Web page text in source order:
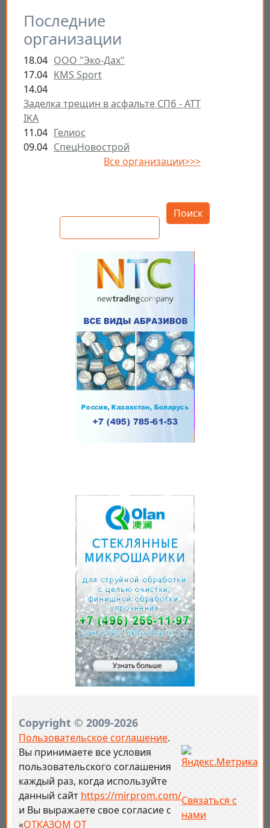
Последние
организации
18.04 ООО "Эко-Дах"
17.04 KMS Sport
14.04
Заделка трещин в асфальте СПб - ATT
IKA
11.04 Гелиос
09.04 СпецНовострой
Все организации>>>
Copyright © 2009-2026
Пользовательское соглашение.
Вы принимаете все условия
пользовательского соглашения
каждый раз, когда используйте
данный сайт https://mirprom.com/
и Вы выражаете свое согласие с
«ОТКАЗОМ ОТ
Связаться с
нами